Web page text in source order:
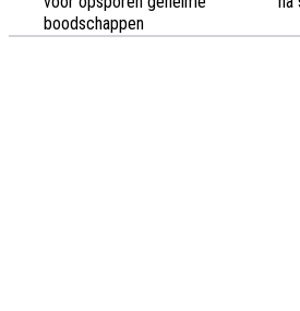
boodschappen